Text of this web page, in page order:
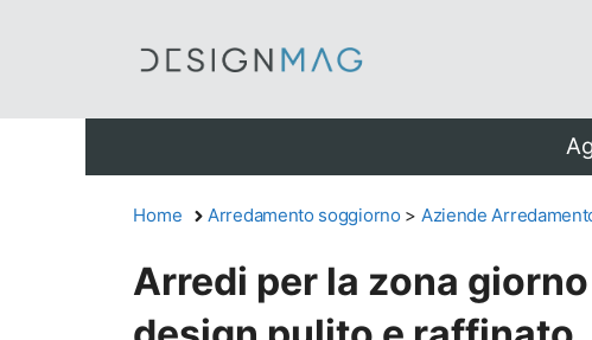
Home Arredamento soggiorno > Aziende
Arredi per la zona